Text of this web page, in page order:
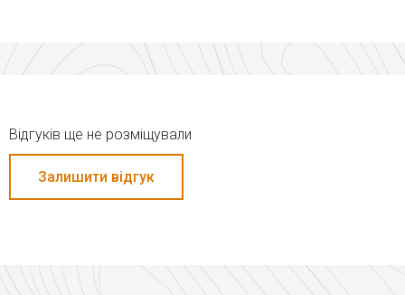
Відгуків ще не розміщували
Залишити відгук